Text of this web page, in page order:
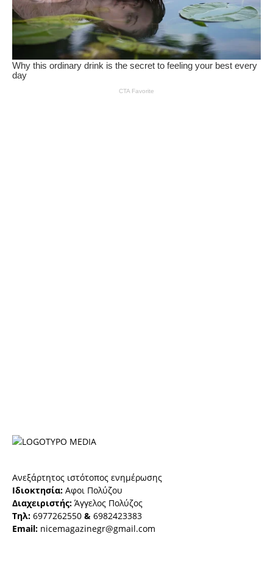
Ανεξάρτητος ιστότοπος ενημέρωσης
Ιδιοκτησία: Αφοι Πολύζου
Διαχειριστής: Άγγελος Πολύζος
Τηλ: 6977262550 & 6982423383
Email: nicemagazinegr@gmail.com